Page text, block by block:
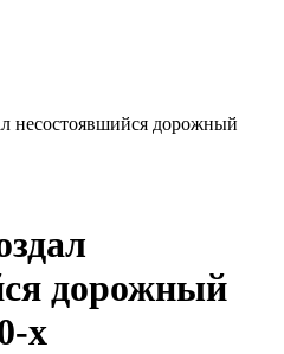
несостоявшийся дорожный
дорожный
х